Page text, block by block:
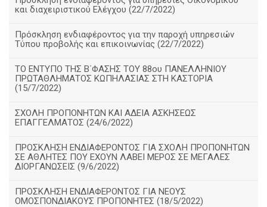
και διαχειριστικού Ελέγχου (22/7/2022)
Πρόσκληση ενδιαφέροντος για την παροχή υπηρεσιών
Τύπου προβολής και επικοινωνίας (22/7/2022)
ΤΟ ΕΝΤΥΠΟ ΤΗΣ Β΄ΦΑΣΗΣ ΤΟΥ 88ου ΠΑΝΕΛΛΗΝΙΟΥ
ΠΡΩΤΑΘΛΗΜΑΤΟΣ ΚΩΠΗΛΑΣΙΑΣ ΣΤΗ ΚΑΣΤΟΡΙΑ
(15/7/2022)
ΣΧΟΛΗ ΠΡΟΠΟΝΗΤΩΝ ΚΑΙ ΑΔΕΙΑ ΑΣΚΗΣΕΩΣ
ΕΠΑΓΓΕΛΜΑΤΟΣ (24/6/2022)
ΠΡΟΣΚΛΗΣΗ ΕΝΔΙΑΦΕΡΟΝΤΟΣ ΓΙΑ ΣΧΟΛΗ ΠΡΟΠΟΝΗΤΩΝ
ΣΕ ΑΘΛΗΤΕΣ ΠΟΥ ΕΧΟΥΝ ΛΑΒΕΙ ΜΕΡΟΣ ΣΕ ΜΕΓΑΛΕΣ
ΔΙΟΡΓΑΝΩΣΕΙΣ (9/6/2022)
ΠΡΟΣΚΛΗΣΗ ΕΝΔΙΑΦΕΡΟΝΤΟΣ ΓΙΑ ΝΕΟΥΣ
ΟΜΟΣΠΟΝΔΙΑΚΟΥΣ ΠΡΟΠΟΝΗΤΕΣ (18/5/2022)